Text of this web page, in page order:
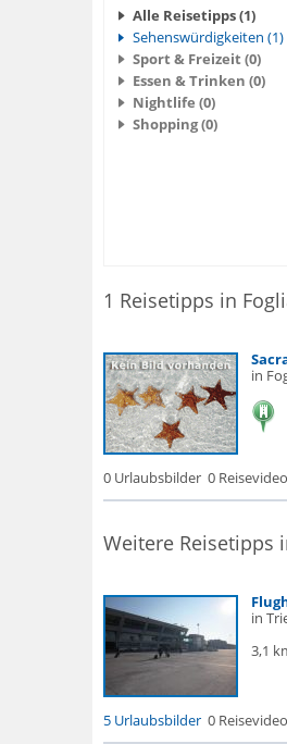
Alle Reisetipps (1)
Sehenswürdigkeiten (1)
Sport & Freizeit (0)
Essen & Trinken (0)
Nightlife (0)
Shopping (0)
1 Reisetipps in
in
0 Urlaubsbilder 0
Weitere Reisetipps
in
3,1
5 Urlaubsbilder 0